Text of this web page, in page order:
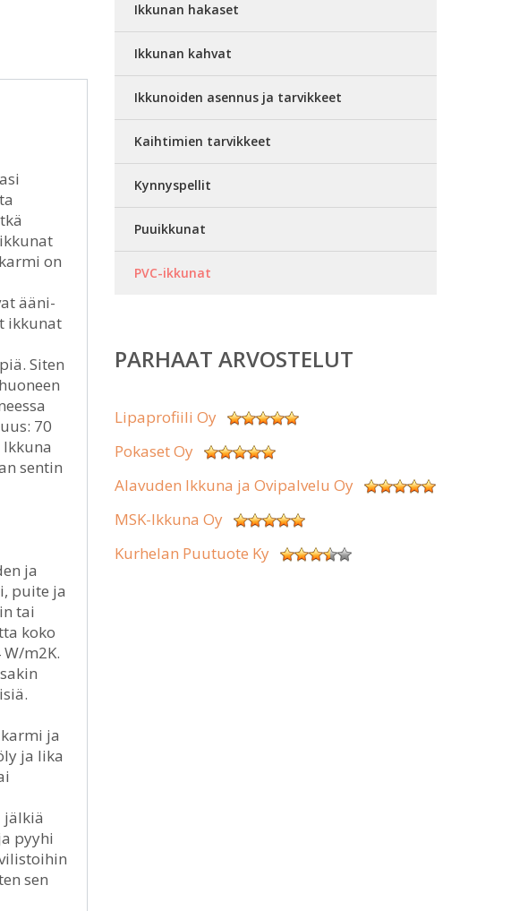
on
ääni-
ikkunat
Siten
70
sentin
ja
puite ja
tai
koko
m2K.
ja
ja lika
jälkiä
pyyhi
sen
Ikkunan hakaset
Ikkunan kahvat
Ikkunoiden asennus ja tarvikkeet
Kaihtimien tarvikkeet
Kynnyspellit
Puuikkunat
PVC-ikkunat
PARHAAT ARVOSTELUT
Lipaprofiili Oy
Pokaset Oy
Alavuden Ikkuna ja Ovipalvelu Oy
MSK-Ikkuna Oy
Kurhelan Puutuote Ky